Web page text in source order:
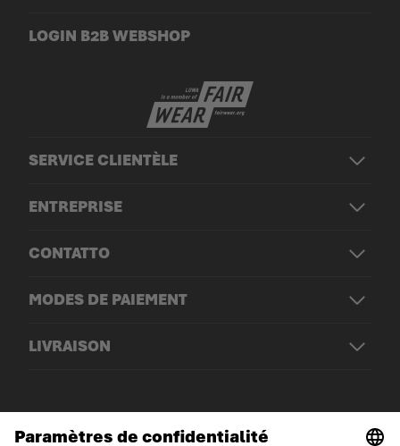
SERVICE CLIENTÈLE
ENTREPRISE
CONTATTO
MODES DE PAIEMENT
LIVRAISON
LOGIN B2B WEBSHOP
© LOWA Sportschuhe GmbH